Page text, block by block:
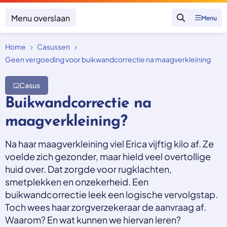
Menu overslaan
Zoeken
Menu
Klacht indienen
Onderwerpen
Zorgverzekering afsluiten
Zorgverzekering betalen
Vergoeding van zorg
Zorg in het buitenland
Nieuw in Nederland
Geen zorgverzekering
Focus en impact
Uitspraken
Over SKGZ
Nieuws
Casussen
Vacatures
Home
Casussen
Geen vergoeding voor buikwandcorrectie na maagverkleining
Buikwandcorrectie na
maagverkleining?
Casus
Na haar maagverkleining viel Erica vijftig kilo af. Ze
voelde zich gezonder, maar hield veel overtollige
huid over. Dat zorgde voor rugklachten,
smetplekken en onzekerheid. Een
buikwandcorrectie leek een logische vervolgstap.
Toch wees haar zorgverzekeraar de aanvraag af.
Waarom? En wat kunnen we hiervan leren?